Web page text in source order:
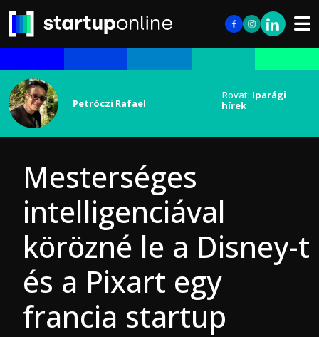
Petróczi Rafael
Rovat: Iparági
hírek
Mesterséges
intelligenciával
körözné le a Disney-t
és a Pixart egy
francia startup